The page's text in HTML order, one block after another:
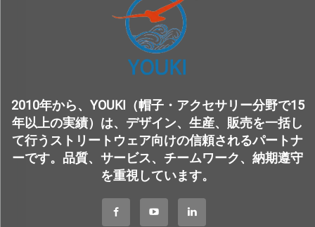
2010年から、YOUKI（帽子・アクセサリー分野で15
年以上の実績）は、デザイン、生産、販売を一括し
て行うストリートウェア向けの信頼されるパートナ
ーです。品質、サービス、チームワーク、納期遵守
を重視しています。